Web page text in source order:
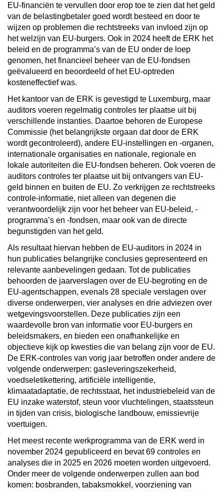
EU-financiën te vervullen door erop toe te zien dat het geld
van de belastingbetaler goed wordt besteed en door te
wijzen op problemen die rechtstreeks van invloed zijn op
het welzijn van EU-burgers. Ook in 2024 heeft de ERK het
beleid en de programma’s van de EU onder de loep
genomen, het financieel beheer van de EU-fondsen
geëvalueerd en beoordeeld of het EU-optreden
kosteneffectief was.
Het kantoor van de ERK is gevestigd te Luxemburg, maar
auditors voeren regelmatig controles ter plaatse uit bij
verschillende instanties. Daartoe behoren de Europese
Commissie (het belangrijkste orgaan dat door de ERK
wordt gecontroleerd), andere EU-instellingen en -organen,
internationale organisaties en nationale, regionale en
lokale autoriteiten die EU-fondsen beheren. Ook voeren de
auditors controles ter plaatse uit bij ontvangers van EU-
geld binnen en buiten de EU. Zo verkrijgen ze rechtstreeks
controle-informatie, niet alleen van degenen die
verantwoordelijk zijn voor het beheer van EU-beleid, -
programma’s en -fondsen, maar ook van de directe
begunstigden van het geld.
Als resultaat hiervan hebben de EU-auditors in 2024 in
hun publicaties belangrijke conclusies gepresenteerd en
relevante aanbevelingen gedaan. Tot de publicaties
behoorden de jaarverslagen over de EU-begroting en de
EU-agentschappen, evenals 28 speciale verslagen over
diverse onderwerpen, vier analyses en drie adviezen over
wetgevingsvoorstellen. Deze publicaties zijn een
waardevolle bron van informatie voor EU-burgers en
beleidsmakers, en bieden een onafhankelijke en
objectieve kijk op kwesties die van belang zijn voor de EU.
De ERK-controles van vorig jaar betroffen onder andere de
volgende onderwerpen: gasleveringszekerheid,
voedseletikettering, artificiële intelligentie,
klimaatadaptatie, de rechtsstaat, het industriebeleid van de
EU inzake waterstof, steun voor vluchtelingen, staatssteun
in tijden van crisis, biologische landbouw, emissievrije
voertuigen.
Het meest recente werkprogramma van de ERK werd in
november 2024 gepubliceerd en bevat 69 controles en
analyses die in 2025 en 2026 moeten worden uitgevoerd.
Onder meer de volgende onderwerpen zullen aan bod
komen: bosbranden, tabaksmokkel, voorziening van